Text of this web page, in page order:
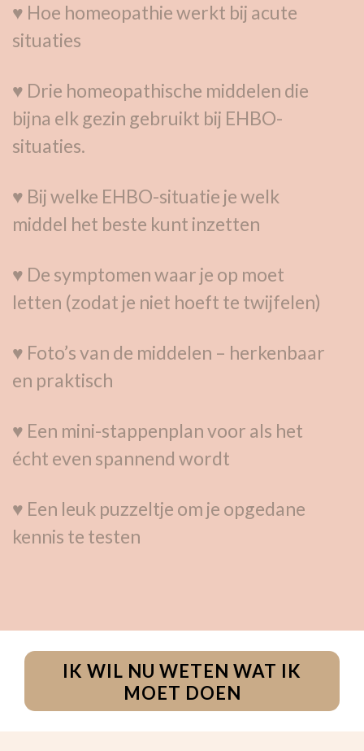
♥ Hoe homeopathie werkt bij acute
situaties
♥ Drie homeopathische middelen die
bijna elk gezin gebruikt bij EHBO-
situaties.
♥ Bij welke EHBO-situatie je welk
middel het beste kunt inzetten
♥ De symptomen waar je op moet
letten (zodat je niet hoeft te twijfelen)
♥ Foto’s van de middelen – herkenbaar
en praktisch
♥ Een mini-stappenplan voor als het
écht even spannend wordt
♥ Een leuk puzzeltje om je opgedane
kennis te testen
IK WIL NU WETEN WAT IK
MOET DOEN